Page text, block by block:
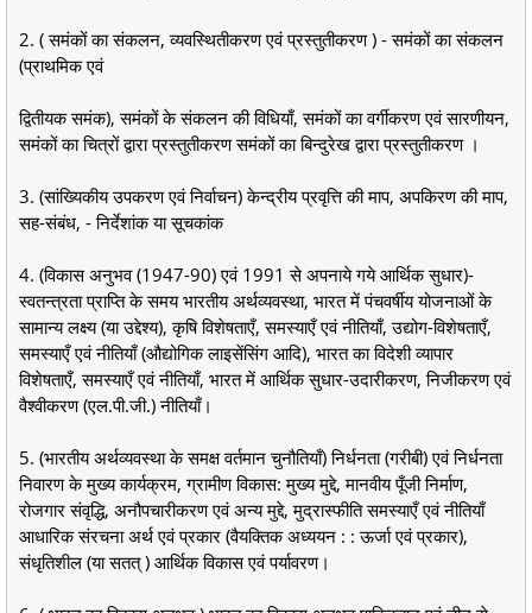
2. ( समंकों का संकलन, व्यवस्थितीकरण एवं प्रस्तुतीकरण ) - समंकों का संकलन
(प्राथमिक एवं
द्वितीयक समंक), समंकों के संकलन की विधियाँ, समंकों का वर्गीकरण एवं सारणीयन,
समंकों का चित्रों द्वारा प्रस्तुतीकरण समंकों का बिन्दुरेख द्वारा प्रस्तुतीकरण ।
3. (सांख्यिकीय उपकरण एवं निर्वाचन) केन्द्रीय प्रवृत्ति की माप, अपकिरण की माप,
सह-संबंध, - निर्देशांक या सूचकांक
4. (विकास अनुभव (1947-90) एवं 1991 से अपनाये गये आर्थिक सुधार)-
स्वतन्त्रता प्राप्ति के समय भारतीय अर्थव्यवस्था, भारत में पंचवर्षीय योजनाओं के
सामान्य लक्ष्य (या उद्देश्य), कृषि विशेषताएँ, समस्याएँ एवं नीतियाँ, उद्योग-विशेषताएँ,
समस्याएँ एवं नीतियाँ (औद्योगिक लाइसेंसिंग आदि), भारत का विदेशी व्यापार
विशेषताएँ, समस्याएँ एवं नीतियाँ, भारत में आर्थिक सुधार-उदारीकरण, निजीकरण एवं
वैश्वीकरण (एल.पी.जी.) नीतियाँ।
5. (भारतीय अर्थव्यवस्था के समक्ष वर्तमान चुनौतियाँ) निर्धनता (गरीबी) एवं निर्धनता
निवारण के मुख्य कार्यक्रम, ग्रामीण विकास: मुख्य मुद्दे, मानवीय पूँजी निर्माण,
रोजगार संवृद्धि, अनौपचारीकरण एवं अन्य मुद्दे, मुद्रास्फीति समस्याएँ एवं नीतियाँ
आधारिक संरचना अर्थ एवं प्रकार (वैयक्तिक अध्ययन : : ऊर्जा एवं प्रकार),
संधृतिशील (या सतत् ) आर्थिक विकास एवं पर्यावरण।